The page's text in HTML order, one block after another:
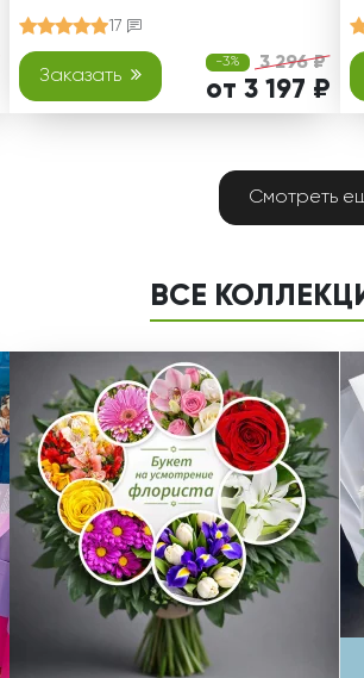
17
Заказать
-3% 3 296 ₽
от 3 197 ₽
Смотреть
ВСЕ